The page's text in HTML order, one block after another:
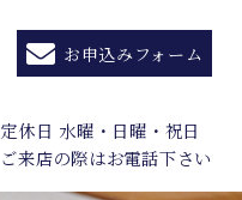
お申込みフォーム
定休日 水曜・日曜・祝日
ご来店の際はお電話下さい